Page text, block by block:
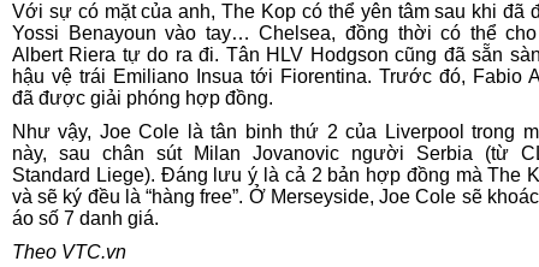
Với sự có mặt của anh, The Kop có thể yên tâm sau khi đã
Yossi Benayoun vào tay… Chelsea, đồng thời có thể
Albert Riera tự do ra đi. Tân HLV Hodgson cũng đã sẵn
hậu vệ trái Emiliano Insua tới Fiorentina. Trước đó, Fabio
đã được giải phóng hợp đồng.
Như vậy, Joe Cole là tân binh thứ 2 của Liverpool trong
này, sau chân sút Milan Jovanovic người Serbia (từ
Standard Liege). Đáng lưu ý là cả 2 bản hợp đồng mà The
và sẽ ký đều là “hàng free”. Ở Merseyside, Joe Cole sẽ
áo số 7 danh giá.
Theo VTC.vn